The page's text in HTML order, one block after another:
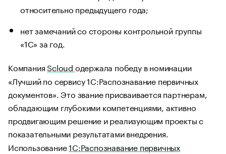
относительно предыдущего года;
нет замечаний со стороны контрольной группы
«1С» за год.
Компания Scloud одержала победу в номинации
«Лучший по сервису 1С:Распознавание первичных
документов». Это звание присваивается партнерам,
обладающим глубокими компетенциями, активно
продвигающим решение и реализующим проекты с
показательными результатами внедрения.
Использование1С:Распознавание первичных